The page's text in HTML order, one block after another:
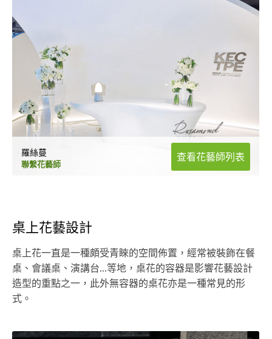
羅絲蔓
聯繫花藝師
查看花藝師列表
桌上花藝設計
桌上花一直是一種頗受青睞的空間佈置，經常被裝飾在餐
桌、會議桌、演講台...等地，桌花的容器是影響花藝設計
造型的重點之一，此外無容器的桌花亦是一種常見的形
式。